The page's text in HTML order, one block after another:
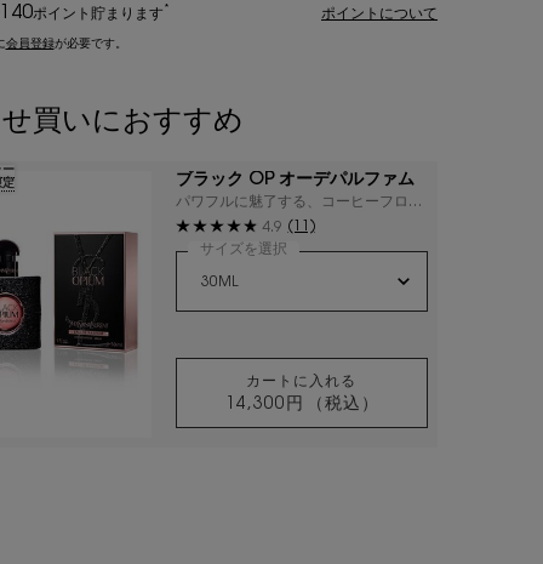
140ポイント 貯まります * ポイントについて
会員登録が必要です。
買いにおすすめ
ブラック OP オーデパルファム
パワフルに魅了する、コーヒーフロー
ラルの媚薬。
ー
定
4.9 (11)
サイズを選択
カートに入れる
14,300円
（税込）
ブラック OP オーデパルフ